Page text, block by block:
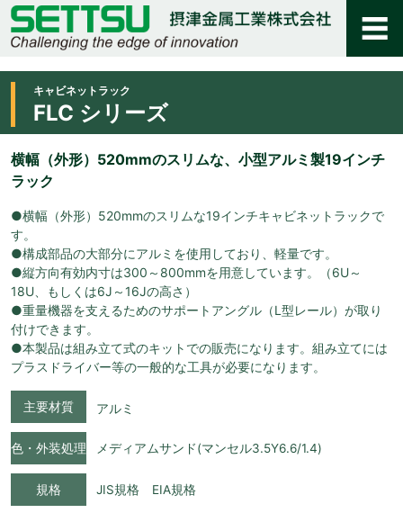
キャビネットラック
FLC シリーズ
横幅（外形）520mmのスリムな、小型アルミ製19インチ
ラック
●横幅（外形）520mmのスリムな19インチキャビネットラックで
す。
●構成部品の大部分にアルミを使用しており、軽量です。
●縦方向有効内寸は300～800mmを用意しています。（6U～
18U、もしくは6J～16Jの高さ）
●重量機器を支えるためのサポートアングル（L型レール）が取り
付けできます。
●本製品は組み立て式のキットでの販売になります。組み立てには
プラスドライバー等の一般的な工具が必要になります。
主要材質 アルミ
色・外装処理 メディアムサンド(マンセル3.5Y6.6/1.4)
規格 JIS規格 EIA規格